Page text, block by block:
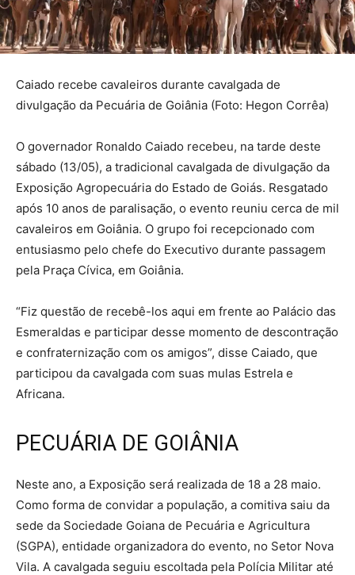
Caiado recebe cavaleiros durante cavalgada de
divulgação da Pecuária de Goiânia (Foto: Hegon Corrêa)
O governador Ronaldo Caiado recebeu, na tarde deste
sábado (13/05), a tradicional cavalgada de divulgação da
Exposição Agropecuária do Estado de Goiás. Resgatado
após 10 anos de paralisação, o evento reuniu cerca de mil
cavaleiros em Goiânia. O grupo foi recepcionado com
entusiasmo pelo chefe do Executivo durante passagem
pela Praça Cívica, em Goiânia.
“Fiz questão de recebê-los aqui em frente ao Palácio das
Esmeraldas e participar desse momento de descontração
e confraternização com os amigos”, disse Caiado, que
participou da cavalgada com suas mulas Estrela e
Africana.
PECUÁRIA DE GOIÂNIA
Neste ano, a Exposição será realizada de 18 a 28 maio.
Como forma de convidar a população, a comitiva saiu da
sede da Sociedade Goiana de Pecuária e Agricultura
(SGPA), entidade organizadora do evento, no Setor Nova
Vila. A cavalgada seguiu escoltada pela Polícia Militar até